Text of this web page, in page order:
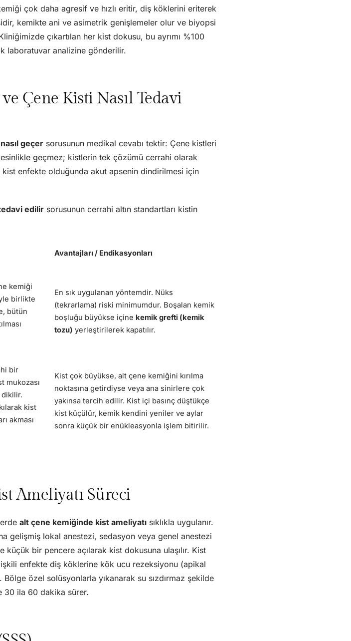
çok daha agresif ve hızlı eritir, diş köklerini eriterek
kemikte ani ve asimetrik genişlemeler olur ve biyopsi
çıkartılan her kist dokusu, bu ayrımı %100
laboratuvar analizine gönderilir.
Çene Kisti Nasıl Tedavi
geçer sorusunun medikal cevabı tektir: Çene kistleri
geçmez; kistlerin tek çözümü cerrahi olarak
kist enfekte olduğunda akut apsenin dindirilmesi için
edilir sorusunun cerrahi altın standartları kistin
Avantajları / Endikasyonları
kemiği
birlikte
bütün
En sık uygulanan yöntemdir. Nüks
(tekrarlama) riski minimumdur. Boşalan kemik
boşluğu büyükse içine kemik grefti (kemik
tozu) yerleştirilerek kapatılır.
bir
mukozası
dikilir.
kist
akması
Kist çok büyükse, alt çene kemiğini kırılma
noktasına getirdiyse veya ana sinirlere çok
yakınsa tercih edilir. Kist içi basınç düştükçe
kist küçülür, kemik kendini yeniler ve aylar
sonra küçük bir enükleasyonla işlem bitirilir.
Ameliyatı Süreci
alt çene kemiğinde kist ameliyatı sıklıkla uygulanır.
gelişmiş lokal anestezi, sedasyon veya genel anestezi
küçük bir pencere açılarak kist dokusuna ulaşılır. Kist
enfekte diş köklerine kök ucu rezeksiyonu (apikal
Bölge özel solüsyonlarla yıkanarak su sızdırmaz şekilde
30 ila 60 dakika sürer.